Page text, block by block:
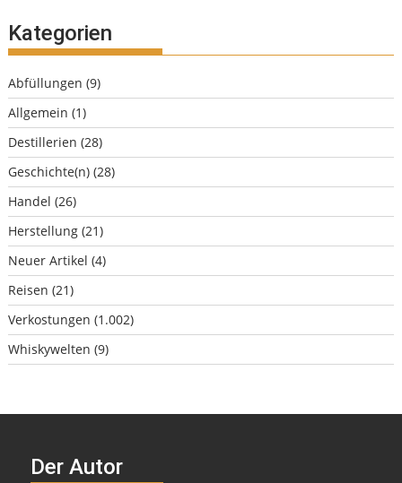
Kategorien
Abfüllungen (9)
Allgemein (1)
Destillerien (28)
Geschichte(n) (28)
Handel (26)
Herstellung (21)
Neuer Artikel (4)
Reisen (21)
Verkostungen (1.002)
Whiskywelten (9)
Der Autor